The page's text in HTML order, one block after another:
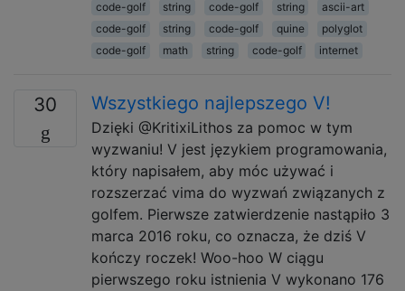
code-golf string code-golf string
ascii-art
code-golf
string code-golf quine
polyglot
code-golf
math string code-golf internet
30 Wszystkiego najlepszego V!
Dzięki @KritixiLithos za pomoc w tym
wyzwaniu! V jest językiem programowania,
który napisałem, aby móc używać i
rozszerzać vima do wyzwań związanych z
golfem. Pierwsze zatwierdzenie nastąpiło 3
marca 2016 roku, co oznacza, że ​​dziś V
kończy roczek! Woo-hoo W ciągu
pierwszego roku istnienia V wykonano 176